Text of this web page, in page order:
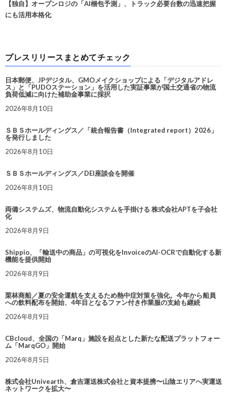
【独自】オープンロジの「AI梱包予測」、トラック必要台数の迅速把握
にも活用本格化
プレスリリースまとめてチェック
日本郵便、JPデジタル、GMOメイクショップによる「デジタルアドレ
ス」と「PUDOステーション」を活用した実証事業が国土交通省の物流
負荷低減に向けた補助金事業に採択
2026年8月10日
ＳＢＳホールディングス／「統合報告書（Integrated report）2026」
を発行しました
2026年8月10日
ＳＢＳホールディングス／DEI座談会を開催
2026年8月10日
両備システムズ、物流自動化システムを手掛ける 株式会社APTを子会社
化
2026年8月9日
Shippio、「輸送中の商品」の可視化をInvoiceのAI-OCRで自動化する新
機能を提供開始
2026年8月9日
栗林商船／夏の安全運航を支えるため熱中症対策を強化。今年から船員
への飲料配布を開始、4年目となるファン付き作業服の支給も継続
2026年8月9日
CBcloud、全国の「Marq」施設を起点とした新たな配送プラットフォー
ム「MarqGO」開始
2026年8月5日
株式会社Univearth、倉吉運送株式会社と資本提携〜山陰エリアへ実運送
ネットワークを拡大〜